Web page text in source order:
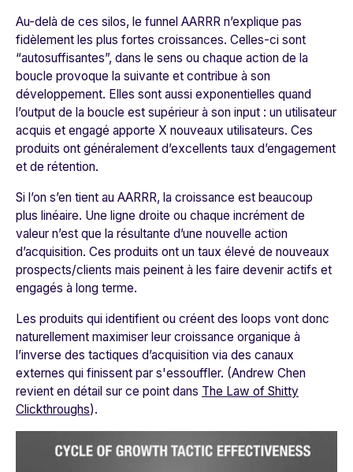
Au-delà de ces silos, le funnel AARRR n’explique pas
fidèlement les plus fortes croissances. Celles-ci sont
“autosuffisantes”, dans le sens ou chaque action de la
boucle provoque la suivante et contribue à son
développement. Elles sont aussi exponentielles quand
l’output de la boucle est supérieur à son input : un utilisateur
acquis et engagé apporte X nouveaux utilisateurs. Ces
produits ont généralement d’excellents taux d’engagement
et de rétention.
Si l’on s’en tient au AARRR, la croissance est beaucoup
plus linéaire. Une ligne droite ou chaque incrément de
valeur n’est que la résultante d’une nouvelle action
d’acquisition. Ces produits ont un taux élevé de nouveaux
prospects/clients mais peinent à les faire devenir actifs et
engagés à long terme.
Les produits qui identifient ou créent des loops vont donc
naturellement maximiser leur croissance organique à
l’inverse des tactiques d’acquisition via des canaux
externes qui finissent par s'essouffler. (Andrew Chen
revient en détail sur ce point dans The Law of Shitty
Clickthroughs).